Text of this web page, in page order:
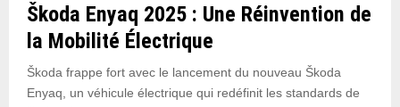
Škoda Enyaq 2025 : Une Réinvention de
la Mobilité Électrique
Škoda frappe fort avec le lancement du nouveau Škoda
Enyaq, un véhicule électrique qui redéfinit les standards de